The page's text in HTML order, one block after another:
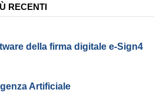
RECENTI
della firma digitale e-Sign4
Artificiale